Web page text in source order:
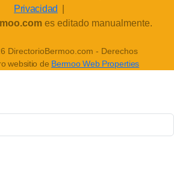
Privacidad
es editado manualmente.
DirectorioBermoo.com - Derechos
websitio de Bermoo Web Properties